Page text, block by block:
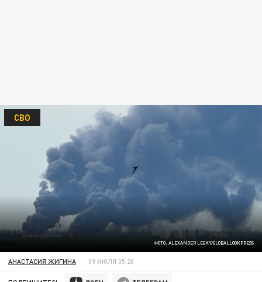
ФОТО: ALEXANDER LEGKY/GLOBALLOOKPRESS
СВО
АНАСТАСИЯ ЖИГИНА 09 ИЮЛЯ 05:20